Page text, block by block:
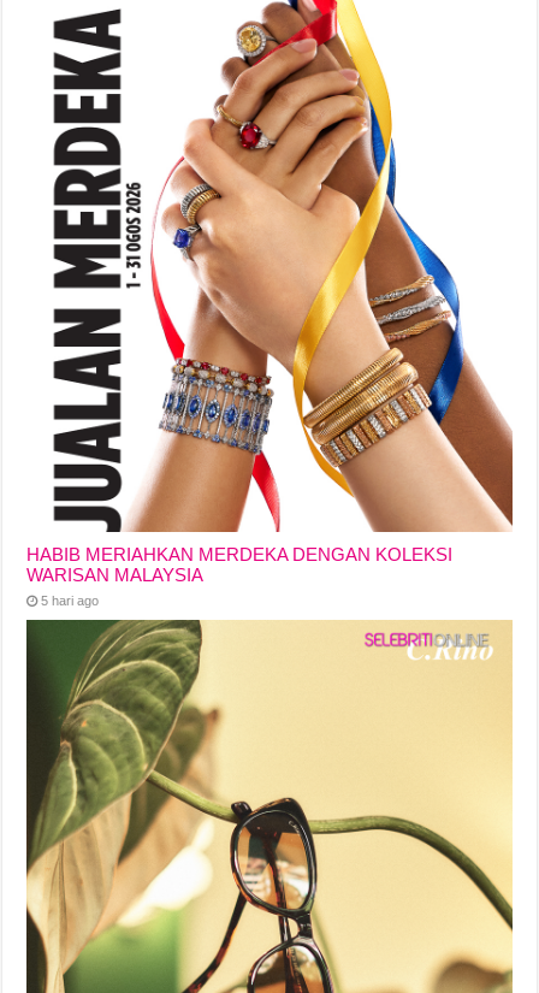
HABIB MERIAHKAN MERDEKA DENGAN KOLEKSI
WARISAN MALAYSIA
5 hari ago